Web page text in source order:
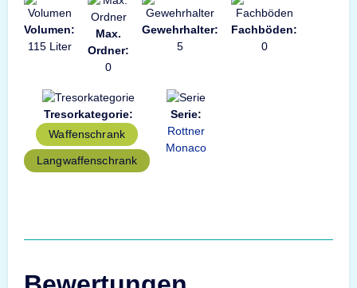
Volumen:
115 Liter
Max.
Ordner:
0
Gewehrhalter:
5
Fachböden:
0
Tresorkategorie:
Waffenschrank
Langwaffenschrank
Serie:
Rottner
Monaco